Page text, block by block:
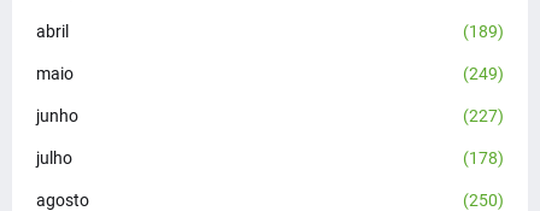
abril (189)
maio (249)
junho (227)
julho (178)
agosto (250)